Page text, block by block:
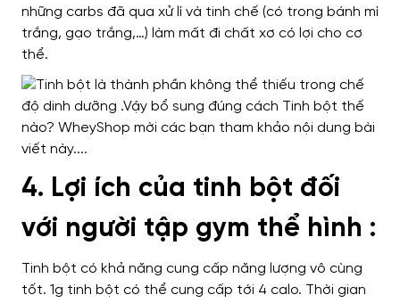
những carbs đã qua xử lí và tinh chế (có trong bánh mì
trắng, gạo trắng,…) làm mất đi chất xơ có lợi cho cơ
thể.
4. Lợi ích của tinh bột đối
với người tập gym thể hình :
Tinh bột có khả năng cung cấp năng lượng vô cùng
tốt. 1g tinh bột có thể cung cấp tới 4 calo. Thời gian